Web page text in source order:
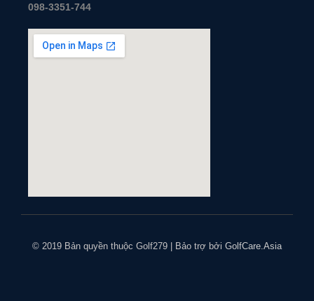
098-3351-744
© 2019 Bản quyền thuộc Golf279 | Bảo trợ bởi GolfCare.Asia